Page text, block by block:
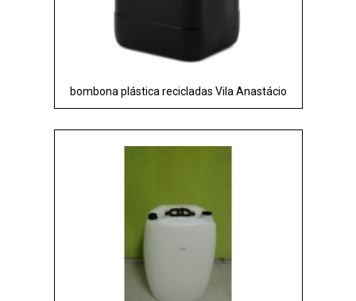
bombona plástica recicladas Vila Anastácio